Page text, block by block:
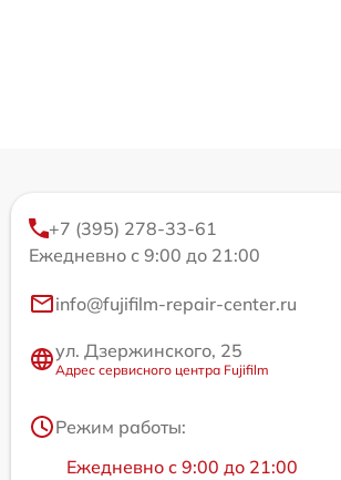
+7 (395) 278-33-61
Ежедневно с 9:00 до 21:00
info@fujifilm-repair-center.ru
ул. Дзержинского, 25
Адрес сервисного центра Fujifilm
Режим работы:
Ежедневно с 9:00 до 21:00